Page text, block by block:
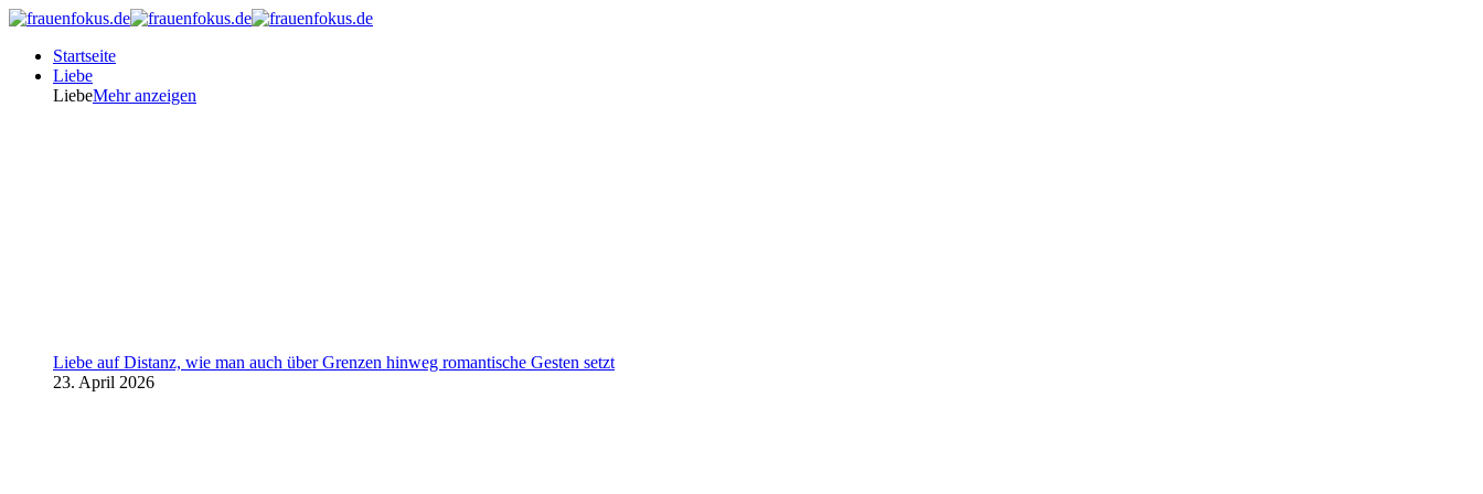
Startseite
Liebe
LiebeMehr anzeigen
Liebe auf Distanz, wie man auch über Grenzen hinweg romantische Gesten setzt
23. April 2026